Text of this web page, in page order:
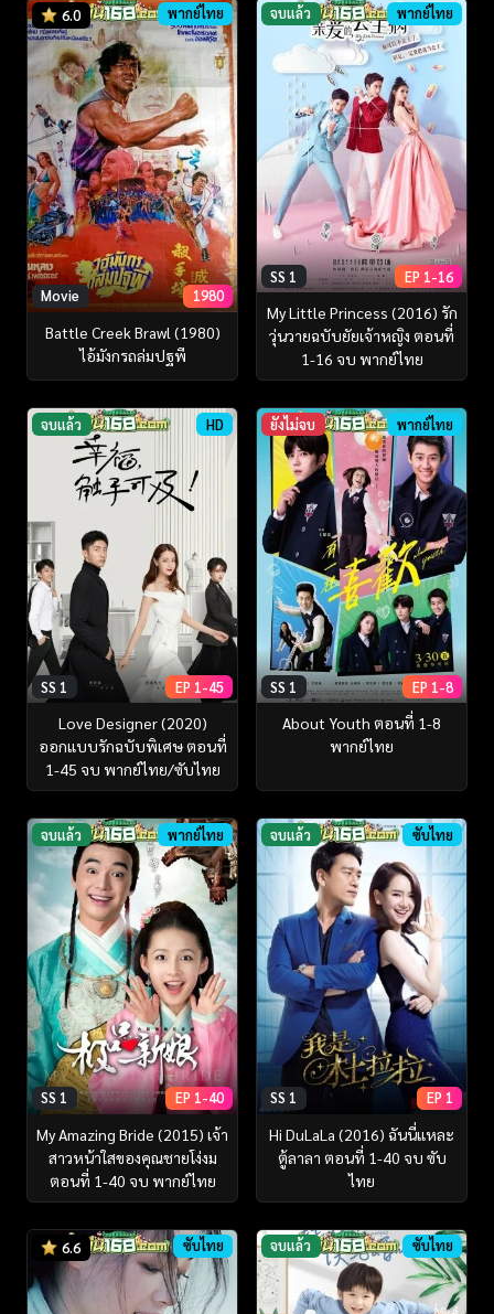
6.0 พากย์ไทย
Movie 1980
Battle Creek Brawl (1980)
ไอ้มังกรถล่มปฐพี
จบแล้ว พากย์ไทย
SS 1 EP 1-16
My Little Princess (2016) รัก
วุ่นวายฉบับยัยเจ้าหญิง ตอนที่
1-16 จบ พากย์ไทย
จบแล้ว HD
SS 1 EP 1-45
Love Designer (2020)
ออกแบบรักฉบับพิเศษ ตอนที่
1-45 จบ พากย์ไทย/ซับไทย
ยังไม่จบ พากย์ไทย
SS 1 EP 1-8
About Youth ตอนที่ 1-8
พากย์ไทย
จบแล้ว พากย์ไทย
SS 1 EP 1-40
My Amazing Bride (2015) เจ้า
สาวหน้าใสของคุณชายโง่งม
ตอนที่ 1-40 จบ พากย์ไทย
จบแล้ว ซับไทย
SS 1 EP 1
Hi DuLaLa (2016) ฉันนี่แหละ
ตู้ลาลา ตอนที่ 1-40 จบ ซับ
ไทย
6.6 ซับไทย จบแล้ว ซับไทย